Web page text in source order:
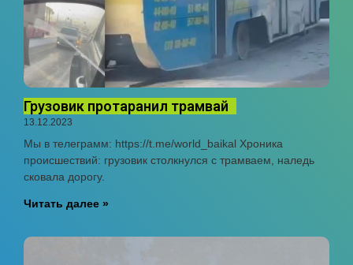
Грузовик протаранил трамвай
13.12.2023
Мы в телеграмм: https://t.me/world_baikal Хроника
происшествий: грузовик столкнулся с трамваем, наледь
сковала дорогу.
Читать далее »